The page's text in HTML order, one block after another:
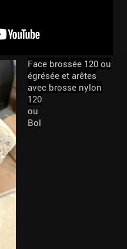
Face brossée 120 ou
égrésée et arêtes
avec brosse nylon
120
ou
Bol